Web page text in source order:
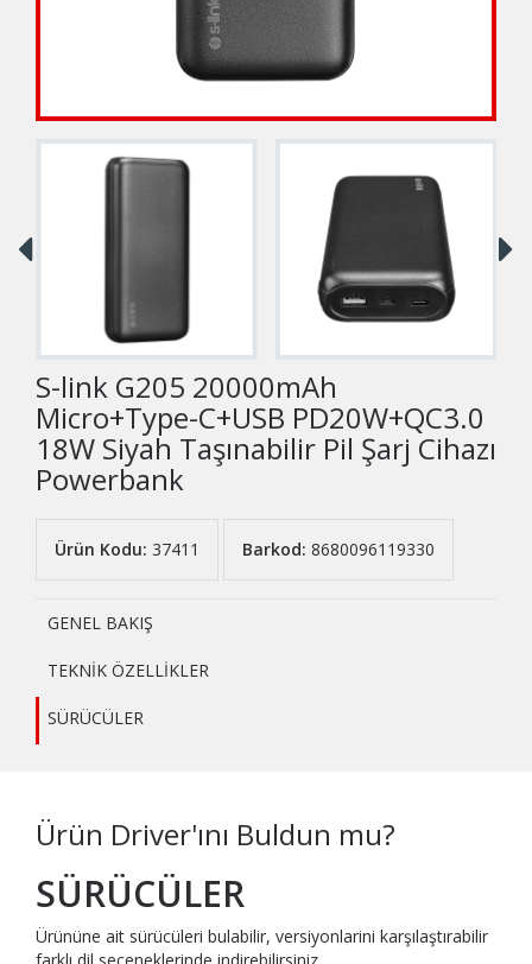
S-link G205 20000mAh
Micro+Type-C+USB PD20W+QC3.0
18W Siyah Taşınabilir Pil Şarj Cihazı
Powerbank
Ürün Kodu: 37411 Barkod: 8680096119330
GENEL BAKIŞ
TEKNİK ÖZELLİKLER
SÜRÜCÜLER
Ürün Driver'ını Buldun mu?
SÜRÜCÜLER
Ürününe ait sürücüleri bulabilir, versiyonlarini karşılaştırabilir